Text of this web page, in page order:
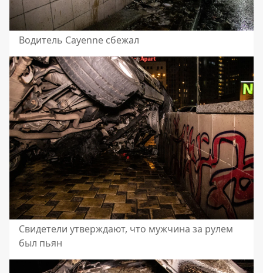
Водитель Cayenne сбежал
Свидетели утверждают, что мужчина за рулем
был пьян